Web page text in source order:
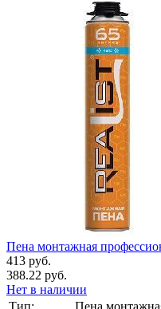
Пена монтажная
413 руб.
388.22 руб.
Нет в наличии
Тип:
Пена